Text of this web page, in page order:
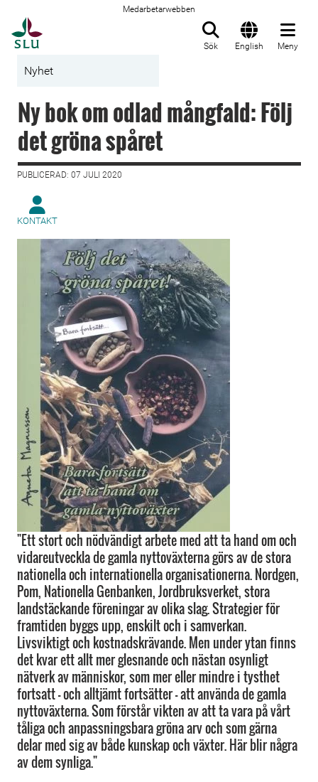
Medarbetarwebben
Sök English Meny
Nyhet
Ny bok om odlad mångfald: Följ
det gröna spåret
PUBLICERAD: 07 JULI 2020
KONTAKT
"Ett stort och nödvändigt arbete med att ta hand om och
vidareutveckla de gamla nyttoväxterna görs av de stora
nationella och internationella organisationerna. Nordgen,
Pom, Nationella Genbanken, Jordbruksverket, stora
landstäckande föreningar av olika slag. Strategier för
framtiden byggs upp, enskilt och i samverkan.
Livsviktigt och kostnadskrävande. Men under ytan finns
det kvar ett allt mer glesnande och nästan osynligt
nätverk av människor, som mer eller mindre i tysthet
fortsatt - och alltjämt fortsätter - att använda de gamla
nyttoväxterna. Som förstår vikten av att ta vara på vårt
tåliga och anpassningsbara gröna arv och som gärna
delar med sig av både kunskap och växter. Här blir några
av dem synliga."